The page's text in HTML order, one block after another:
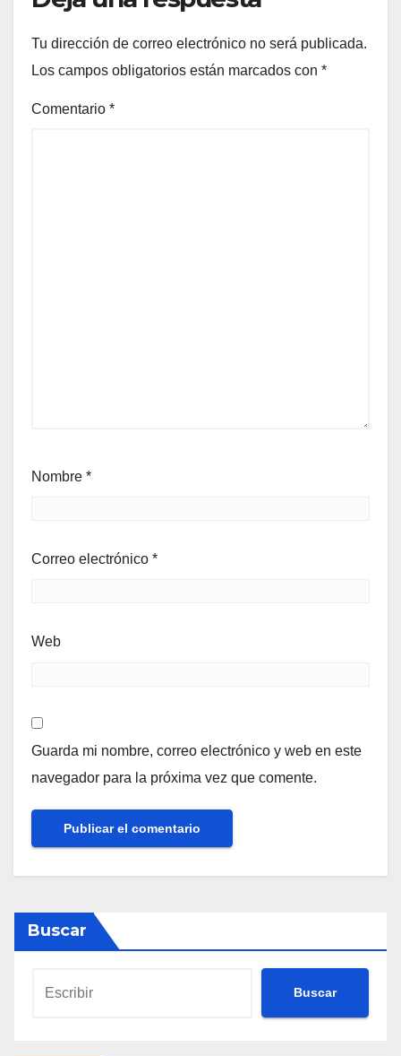
Tu dirección de correo electrónico no será publicada.
Los campos obligatorios están marcados con *
Comentario *
Nombre *
Correo electrónico *
Web
Guarda mi nombre, correo electrónico y web en este
navegador para la próxima vez que comente.
Buscar
Buscar